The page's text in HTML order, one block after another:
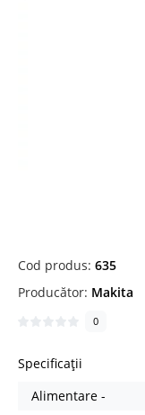
Cod produs: 635
Producător: Makita
0
Specificații
Alimentare -